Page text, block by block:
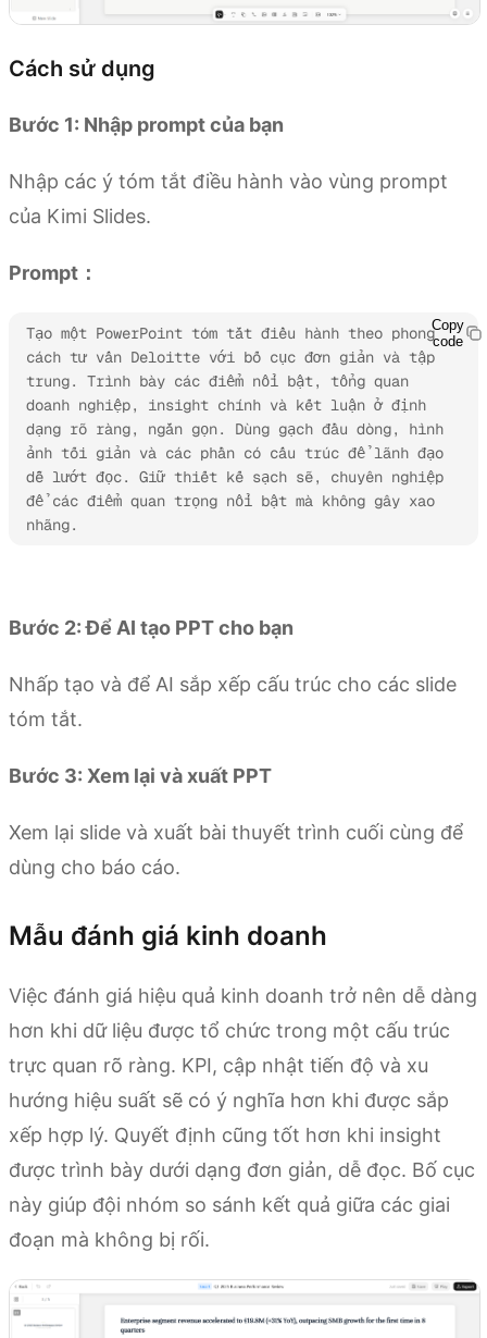
Cách sử dụng
Bước 1: Nhập prompt của bạn
Nhập các ý tóm tắt điều hành vào vùng prompt
của Kimi Slides.
Prompt：
Tạo một PowerPoint tóm tắt điều hành theo phong
cách tư vấn Deloitte với bố cục đơn giản và tập
trung. Trình bày các điểm nổi bật, tổng quan
doanh nghiệp, insight chính và kết luận ở định
dạng rõ ràng, ngắn gọn. Dùng gạch đầu dòng, hình
ảnh tối giản và các phần có cấu trúc để lãnh đạo
dễ lướt đọc. Giữ thiết kế sạch sẽ, chuyên nghiệp
để các điểm quan trọng nổi bật mà không gây xao
nhãng.
Copy
code
Bước 2: Để AI tạo PPT cho bạn
Nhấp tạo và để AI sắp xếp cấu trúc cho các slide
tóm tắt.
Bước 3: Xem lại và xuất PPT
Xem lại slide và xuất bài thuyết trình cuối cùng để
dùng cho báo cáo.
Mẫu đánh giá kinh doanh
Việc đánh giá hiệu quả kinh doanh trở nên dễ dàng
hơn khi dữ liệu được tổ chức trong một cấu trúc
trực quan rõ ràng. KPI, cập nhật tiến độ và xu
hướng hiệu suất sẽ có ý nghĩa hơn khi được sắp
xếp hợp lý. Quyết định cũng tốt hơn khi insight
được trình bày dưới dạng đơn giản, dễ đọc. Bố cục
này giúp đội nhóm so sánh kết quả giữa các giai
đoạn mà không bị rối.